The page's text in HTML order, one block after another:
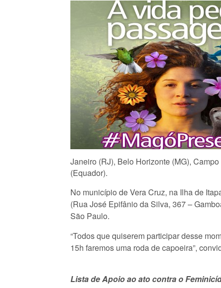
Janeiro (RJ), Belo Horizonte (MG),
(Equador).
No município de Vera Cruz, na Ilha de
(Rua José Epifânio da Silva, 367 –
São Paulo.
“Todos que quiserem participar desse
15h faremos uma roda de capoeira”,
Lista de Apoio ao ato contra o